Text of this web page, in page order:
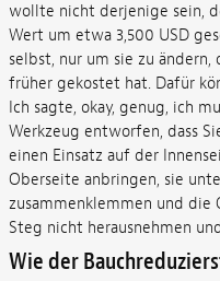
wollte nicht derjenige sein,
Wert um etwa 3,500 USD
selbst, nur um sie zu
früher gekostet hat. Dafür
Ich sagte, okay, genug, ich
Werkzeug entworfen, dass
einen Einsatz auf der
Oberseite anbringen, sie
zusammenklemmen und die
Steg nicht herausnehmen
Wie der